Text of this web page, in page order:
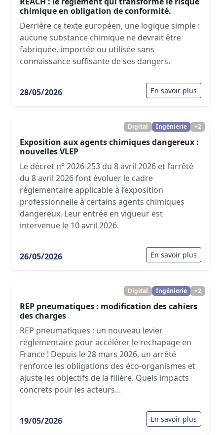
chimique en obligation de conformité.
Derrière ce texte européen, une logique simple :
aucune substance chimique ne devrait être
fabriquée, importée ou utilisée sans
connaissance suffisante de ses dangers.
28/05/2026 En savoir plus
Digital Ingénierie +2
Exposition aux agents chimiques dangereux :
nouvelles VLEP
Le décret n° 2026-253 du 8 avril 2026 et l’arrêté
du 8 avril 2026 font évoluer le cadre
réglementaire applicable à l’exposition
professionnelle à certains agents chimiques
dangereux. Leur entrée en vigueur est
intervenue le 10 avril 2026.
26/05/2026 En savoir plus
Digital Ingénierie +2
REP pneumatiques : modification des cahiers
des charges
REP pneumatiques : un nouveau levier
réglementaire pour accélérer le rechapage en
France ! Depuis le 28 mars 2026, un arrêté
renforce les obligations des éco-organismes et
ajuste les objectifs de la filière. Quels impacts
concrets pour les acteurs...
19/05/2026 En savoir plus